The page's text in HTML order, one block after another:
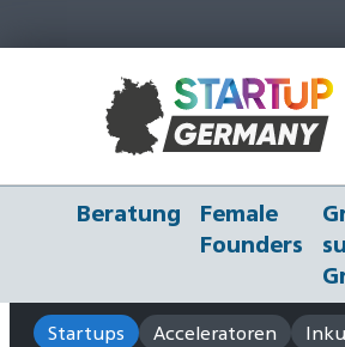
Beratung
Female
Founders
Startups Acceleratoren